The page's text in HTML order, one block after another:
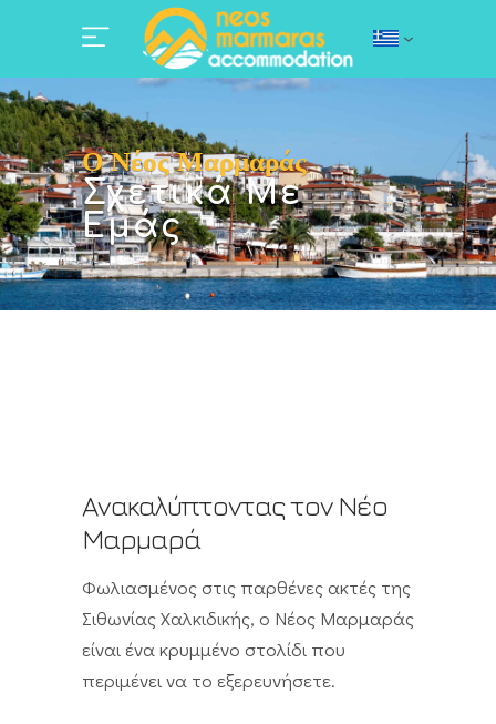
Ο Νέος Μαρμαράς
Σχετικά Με
Εμάς
Ανακαλύπτοντας τον Νέο
Μαρμαρά
Φωλιασμένος στις παρθένες ακτές της
Σιθωνίας Χαλκιδικής, ο Νέος Μαρμαράς
είναι ένα κρυμμένο στολίδι που
περιμένει να το εξερευνήσετε.